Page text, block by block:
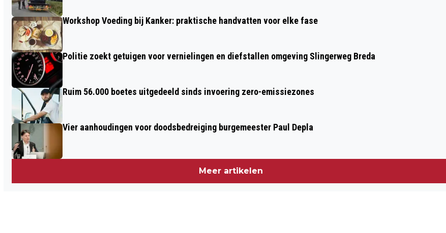
Workshop Voeding bij Kanker: praktische handvatten voor elke fase
Politie zoekt getuigen voor vernielingen en diefstallen omgeving Slingerweg Breda
Ruim 56.000 boetes uitgedeeld sinds invoering zero-emissiezones
Vier aanhoudingen voor doodsbedreiging burgemeester Paul Depla
Meer artikelen